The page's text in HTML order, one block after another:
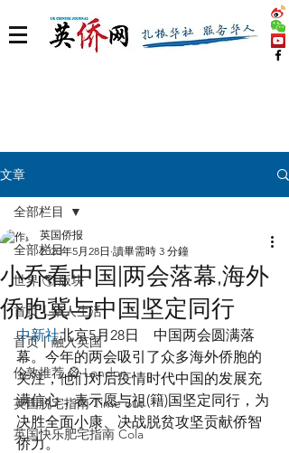
文章
全部栏目
世界 🌎 版块
首页丨华人生活
首页丨融入英国
伦敦推荐 🎡 London
英国脱宅指南 Time out
英国快乐肥宅指南 Cola
全部栏目
小乔看中国|两会落幕,海外
侨胞冀与中国坚定同行
英国侨报
2020年5月28日 讀畢需時 3 分鐘
中新社北京5月28日　中国两会圆满落
幕。今年的两会吸引了众多海外侨胞的
关注，他们对后疫情时代中国的发展充
满信心，表示愿与祖(籍)国坚定同行，为
决胜全面小康、决战脱贫攻坚贡献侨智
侨力。